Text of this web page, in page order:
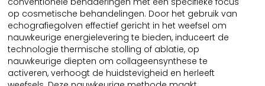
op cosmetische behandelingen. Door het gebruik van
echografiegolven effectief gericht in het weefsel om
nauwkeurige energielevering te bieden, induceert de
technologie thermische stolling of ablatie, op
nauwkeurige diepten om collageensynthese te
activeren, verhoogt de huidstevigheid en herleeft